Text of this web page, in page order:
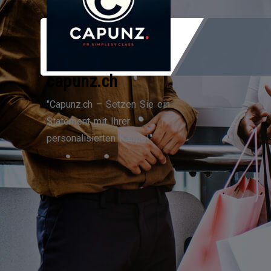
Zum
Inhalt
capunz.ch
"Capunz.ch – Setzen Sie ein
Statement mit Ihrer
personalisierten Kappe!"